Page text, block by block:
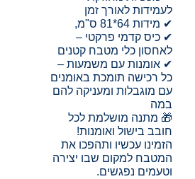
לעמידות לאורך זמן
✔ מידות 64*81 ס"מ,
✔ כיס קדמי פרקטי –
לאחסון כלי מטבח קטנים
✔ אומנות עם משמעות –
כל רכישה תומכת באומנים
עם מוגבלות ומעניקה להם
במה
🎁 מתנה מושלמת לכל
חובב בישול ואומנות!
הזמינו עכשיו ותהפכו את
המטבח למקום שבו יצירה
וטעמים נפגשים.